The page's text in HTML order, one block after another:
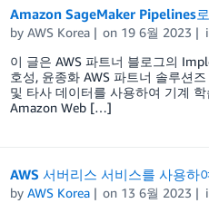
Amazon SageMaker Pipelines
by AWS Korea on 19 6월 2023
이 글은 AWS 파트너 블로그의
호성, 윤종화 AWS 파트너 솔루션
및 타사 데이터를 사용하여 기계
Amazon Web […]
AWS 서버리스 서비스를 사용하
by AWS Korea on 13 6월 2023